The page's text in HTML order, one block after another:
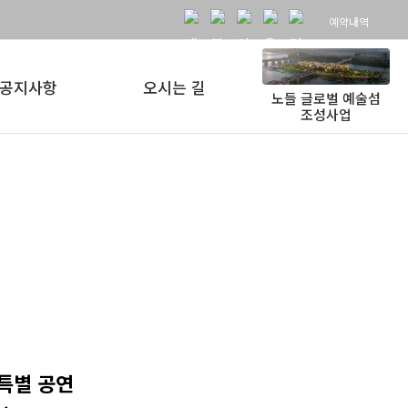
예약내역
공지사항 오시는 길
노들 글로벌 예술섬
조성사업
별 공연